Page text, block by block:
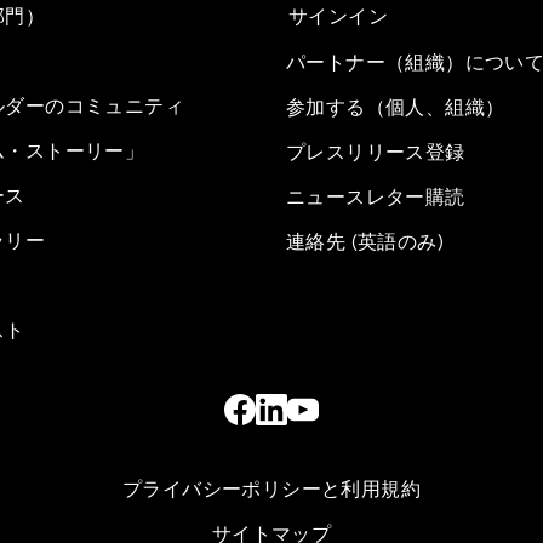
）
ーのコミュニティ
ストーリー」
リー
サインイン
パートナー（組織）につい
参加する（個人、組織）
プレスリリース登録
ニュースレター購読
連絡先 (英語のみ)
プライバシーポリシーと利用規約
サイトマップ